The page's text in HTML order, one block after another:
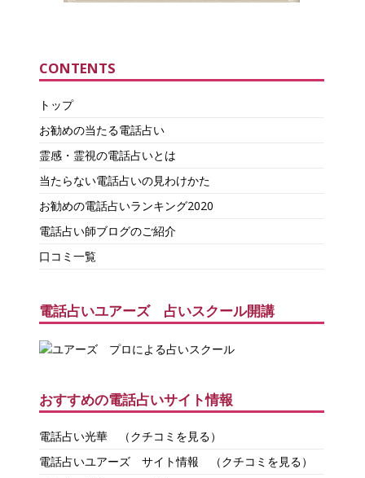
CONTENTS
トップ
お勧めの当たる電話占い
霊感・霊視の電話占いとは
当たらない電話占いの見わけかた
お勧めの電話占いランキング2020
電話占い師ブログのご紹介
口コミ一覧
電話占いユアーズ 占いスクール開講
おすすめの電話占いサイト情報
電話占い光華
（クチコミを見る）
電話占いユアーズ サイト情報
（クチコミを見る）